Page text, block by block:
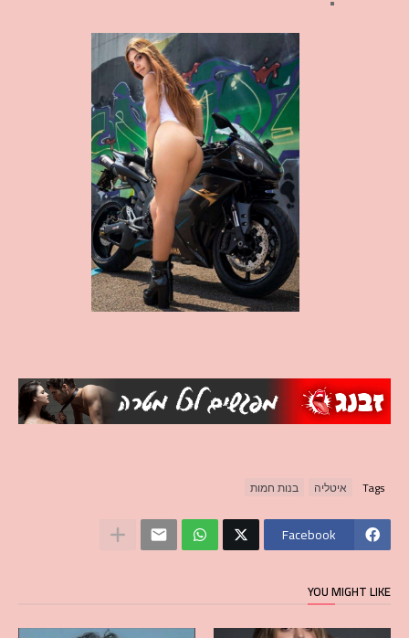
Tags איטליה בנות חמות
Facebook
YOU MIGHT LIKE